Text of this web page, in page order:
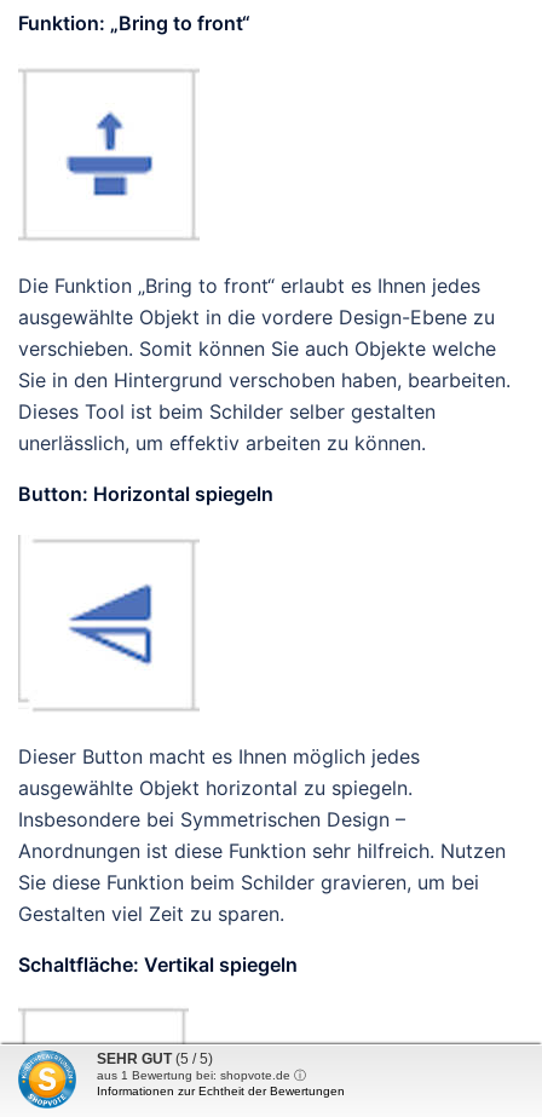
Funktion: „Bring to front“
Die Funktion „Bring to front“ erlaubt es Ihnen jedes
ausgewählte Objekt in die vordere Design-Ebene zu
verschieben. Somit können Sie auch Objekte welche
Sie in den Hintergrund verschoben haben, bearbeiten.
Dieses Tool ist beim Schilder selber gestalten
unerlässlich, um effektiv arbeiten zu können.
Button: Horizontal spiegeln
Dieser Button macht es Ihnen möglich jedes
ausgewählte Objekt horizontal zu spiegeln.
Insbesondere bei Symmetrischen Design –
Anordnungen ist diese Funktion sehr hilfreich. Nutzen
Sie diese Funktion beim Schilder gravieren, um bei
Gestalten viel Zeit zu sparen.
Schaltfläche: Vertikal spiegeln
SEHR GUT (5 / 5)
aus 1 Bewertung bei: shopvote.de ⓘ
Informationen zur Echtheit der Bewertungen